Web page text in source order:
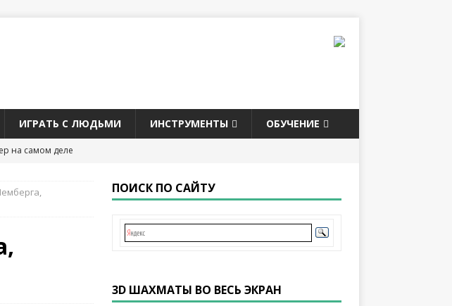
ИГРАТЬ С ЛЮДЬМИ ИНСТРУМЕНТЫ ОБУЧЕНИЕ
на самом деле
(2004)
ПОИСК ПО САЙТУ
3D ШАХМАТЫ ВО ВЕСЬ ЭКРАН